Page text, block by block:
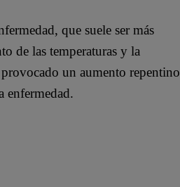
que suele ser más
de las temperaturas y la
un aumento repentino
enfermedad.